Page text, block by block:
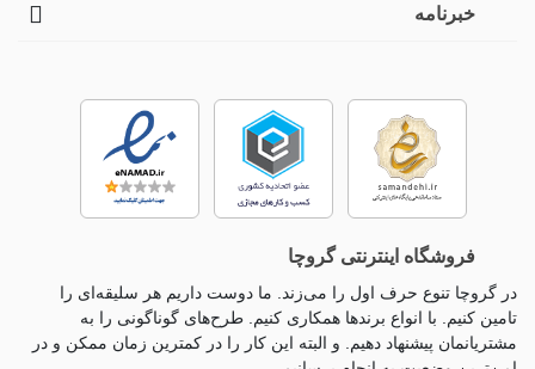
خبرنامه
فروشگاه اینترنتی گروچا
در گروچا تنوع حرف اول را می‌زند. ما دوست داریم هر سلیقه‌ای را
تامین کنیم. با انواع برندها همکاری کنیم. طرح‌های گوناگونی را به
مشتریانمان پیشنهاد دهیم. و البته این کار را در کمترین زمان ممکن و در